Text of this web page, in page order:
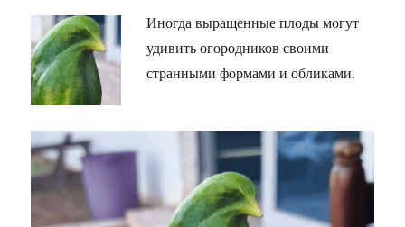
Иногда выращенные плоды могут
удивить огородников своими
странными формами и обликами.